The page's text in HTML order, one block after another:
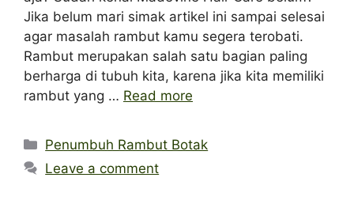
Jika belum mari simak artikel ini sampai selesai
agar masalah rambut kamu segera terobati.
Rambut merupakan salah satu bagian paling
berharga di tubuh kita, karena jika kita memiliki
rambut yang … Read more
Categories
Penumbuh Rambut Botak
Leave a comment